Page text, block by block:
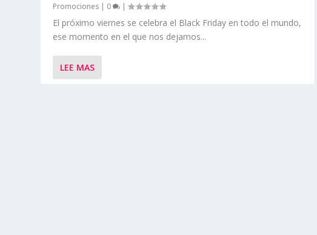
Promociones | 0 |
El próximo viernes se celebra el Black Friday en todo el mundo,
ese momento en el que nos dejamos...
LEE MAS